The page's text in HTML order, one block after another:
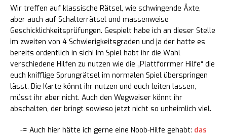
Wir treffen auf klassische Rätsel, wie schwingende Äxte,
aber auch auf Schalterrätsel und massenweise
Geschicklichkeitsprüfungen. Gespielt habe ich an dieser Stelle
im zweiten von 4 Schwierigkeitsgraden und ja der hatte es
bereits ordentlich in sich! Im Spiel habt ihr die Wahl
verschiedene Hilfen zu nutzen wie die „Plattforrmer Hilfe“ die
euch knifflige Sprungrätsel im normalen Spiel überspringen
lässt. Die Karte könnt ihr nutzen und euch leiten lassen,
müsst ihr aber nicht. Auch den Wegweiser könnt ihr
abschalten, der bringt sowieso jetzt nicht so unheimlich viel.
-= Auch hier hätte ich gerne eine Noob-Hilfe gehabt: das